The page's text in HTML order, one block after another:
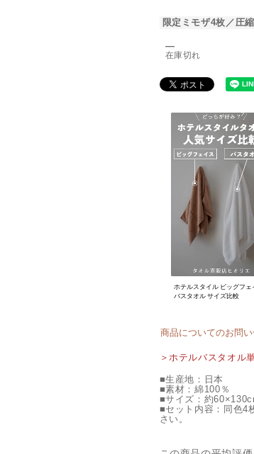
限定ミモザ4枚／圧
―
在庫切れ
ホテルスタイル ビッグフェ
バスタオル サイズ比較
商品についてのお問
＞ホテルバスタオル
■生産地：日本
■素材：綿100％
■サイズ：約
■セット内容：同色4
さい。